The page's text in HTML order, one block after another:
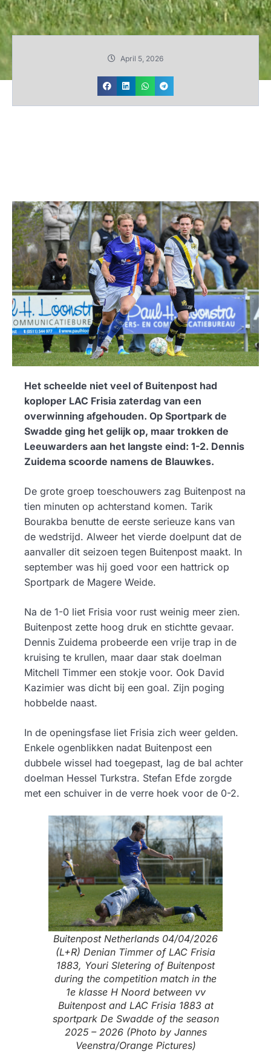
April 5, 2026
Het scheelde niet veel of Buitenpost had
koploper LAC Frisia zaterdag van een
overwinning afgehouden. Op Sportpark de
Swadde ging het gelijk op, maar trokken de
Leeuwarders aan het langste eind: 1-2. Dennis
Zuidema scoorde namens de Blauwkes.
De grote groep toeschouwers zag Buitenpost na
tien minuten op achterstand komen. Tarik
Bourakba benutte de eerste serieuze kans van
de wedstrijd. Alweer het vierde doelpunt dat de
aanvaller dit seizoen tegen Buitenpost maakt. In
september was hij goed voor een hattrick op
Sportpark de Magere Weide.
Na de 1-0 liet Frisia voor rust weinig meer zien.
Buitenpost zette hoog druk en stichtte gevaar.
Dennis Zuidema probeerde een vrije trap in de
kruising te krullen, maar daar stak doelman
Mitchell Timmer een stokje voor. Ook David
Kazimier was dicht bij een goal. Zijn poging
hobbelde naast.
In de openingsfase liet Frisia zich weer gelden.
Enkele ogenblikken nadat Buitenpost een
dubbele wissel had toegepast, lag de bal achter
doelman Hessel Turkstra. Stefan Efde zorgde
met een schuiver in de verre hoek voor de 0-2.
Buitenpost Netherlands 04/04/2026
(L+R) Denian Timmer of LAC Frisia
1883, Youri Sletering of Buitenpost
during the competition match in the
1e klasse H Noord between vv
Buitenpost and LAC Frisia 1883 at
sportpark De Swadde of the season
2025 – 2026 (Photo by Jannes
Veenstra/Orange Pictures)